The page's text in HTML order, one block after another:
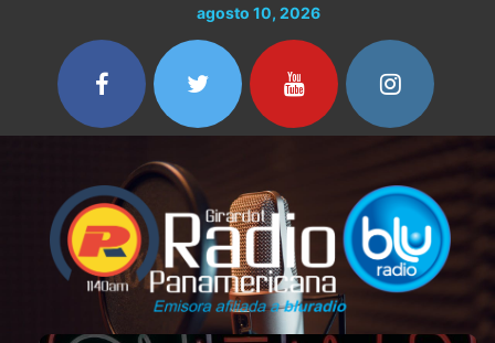
contenido
agosto 10, 2026